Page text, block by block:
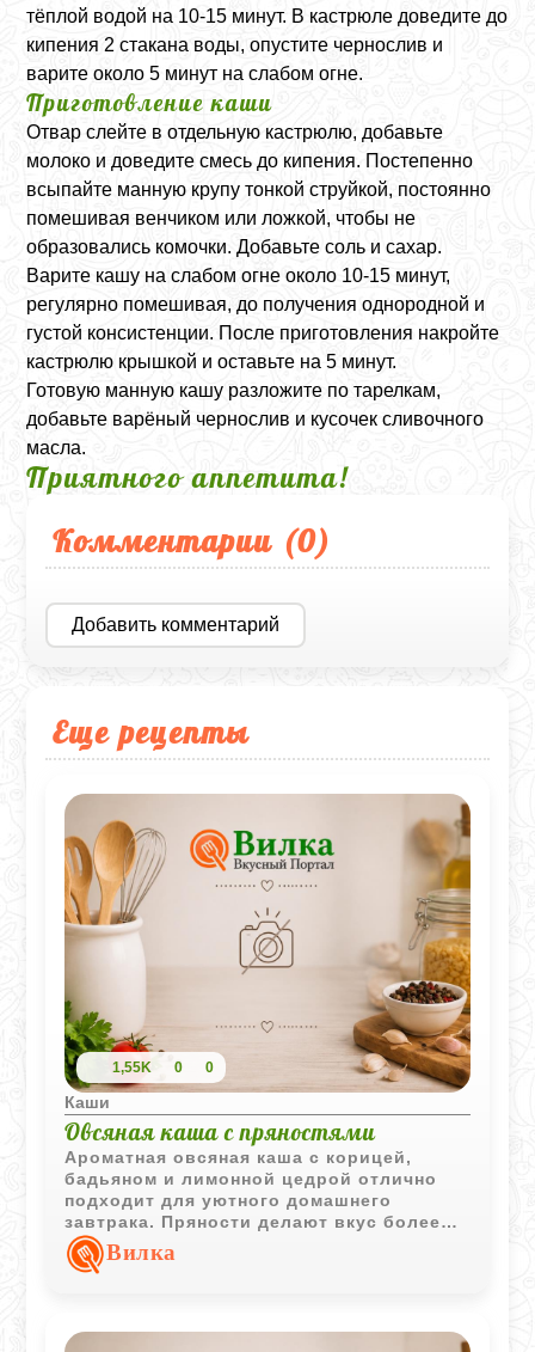
тёплой водой на 10-15 минут. В кастрюле доведите до
кипения 2 стакана воды, опустите чернослив и
варите около 5 минут на слабом огне.
Приготовление каши
Отвар слейте в отдельную кастрюлю, добавьте
молоко и доведите смесь до кипения. Постепенно
всыпайте манную крупу тонкой струйкой, постоянно
помешивая венчиком или ложкой, чтобы не
образовались комочки. Добавьте соль и сахар.
Варите кашу на слабом огне около 10-15 минут,
регулярно помешивая, до получения однородной и
густой консистенции. После приготовления накройте
кастрюлю крышкой и оставьте на 5 минут.
Готовую манную кашу разложите по тарелкам,
добавьте варёный чернослив и кусочек сливочного
масла.
Приятного аппетита!
Комментарии (0)
Добавить комментарий
Еще рецепты
1,55K 0 0
Каши
Овсяная каша с пряностями
Ароматная овсяная каша с корицей,
бадьяном и лимонной цедрой отлично
подходит для уютного домашнего
завтрака. Пряности делают вкус более
насыщенным, а молочная основа придаёт
каше мягкую текстуру.
Вилка